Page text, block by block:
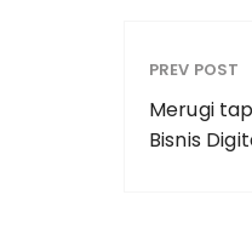
PREV POST
Merugi
Bisnis